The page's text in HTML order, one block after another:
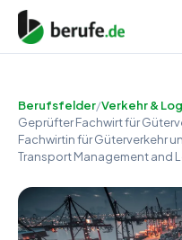
Berufsfelder/Verkehr &
Geprüfter Fachwirt für
Fachwirtin für Güterverkehr
Transport Management and